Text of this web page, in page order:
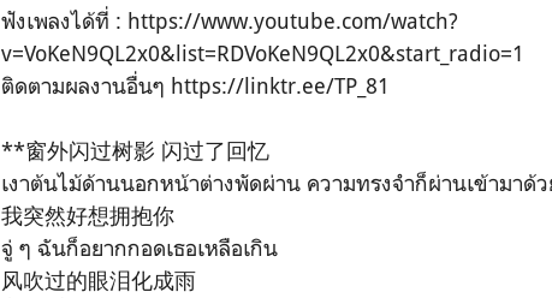
ฟังเพลงได้ที่ : https://www.youtube.com/watch?
v=VoKeN9QL2x0&list=RDVoKeN9QL2x0&start_radio=1
ติดตามผลงานอื่นๆ https://linktr.ee/TP_81
**窗外闪过树影 闪过了回忆
เงาต้นไม้ด้านนอกหน้าต่างพัดผ่าน ความทรงจำก็ผ่านเข้ามาด้ว
我突然好想拥抱你
จู่ ๆ ฉันก็อยากกอดเธอเหลือเกิน
风吹过的眼泪化成雨